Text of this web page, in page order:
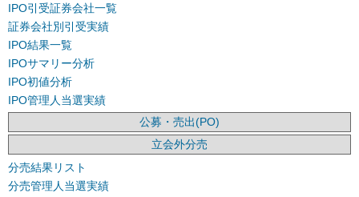
IPO引受証券会社一覧
証券会社別引受実績
IPO結果一覧
IPOサマリー分析
IPO初値分析
IPO管理人当選実績
公募・売出(PO)
立会外分売
分売結果リスト
分売管理人当選実績